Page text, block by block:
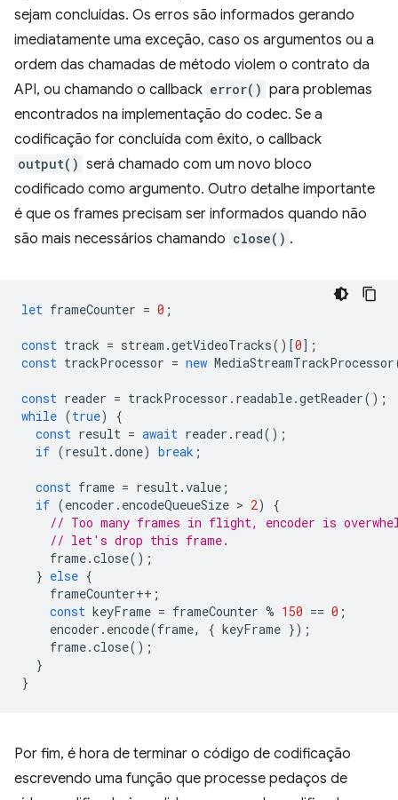
sejam concluídas. Os erros são informados gerando
imediatamente uma exceção, caso os argumentos ou a
ordem das chamadas de método violem o contrato da
API, ou chamando o callback error() para problemas
encontrados na implementação do codec. Se a
codificação for concluída com êxito, o callback
output() será chamado com um novo bloco
codificado como argumento. Outro detalhe importante
é que os frames precisam ser informados quando não
são mais necessários chamando close() .
let frameCounter = 0 ;
const track = stream .getVideoTracks()[0];
const trackProcessor = new MediaStreamTrackProcessor
const reader = trackProcessor . readable.getReader();
while (true)
{
const result = await reader . read();
if (result .done) break ;
const frame = result .value ;
if (encoder . encodeQueueSize > 2)
{
// Too many frames in flight, encoder is
// let's drop this frame.
frame.close();
} else {
frameCounter++ ;
const keyFrame = frameCounter % 150 == 0 ;
encoder . encode(frame, { keyFrame });
frame.close();
}
}
Por fim, é hora de terminar o código de codificação
escrevendo uma função que processe pedaços de